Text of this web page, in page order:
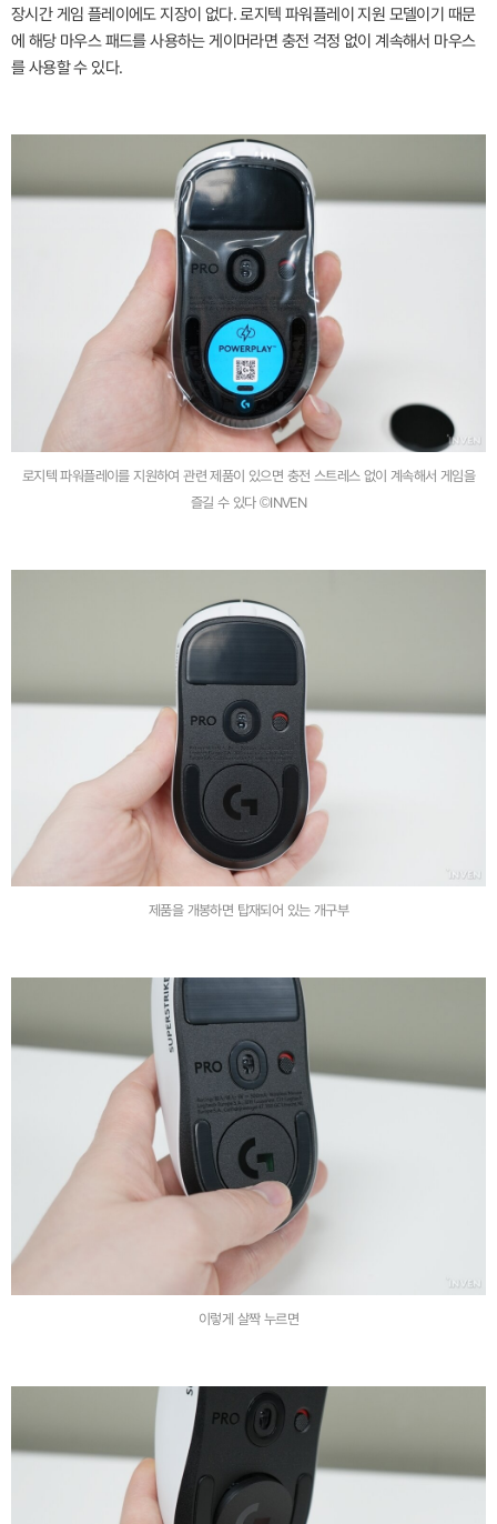
장시간 게임 플레이에도 지장이 없다. 로지텍 파워플레이 지원 모델이기 때문
에 해당 마우스 패드를 사용하는 게이머라면 충전 걱정 없이 계속해서 마우스
를 사용할 수 있다.
로지텍 파워플레이를 지원하여 관련 제품이 있으면 충전 스트레스 없이 계속해서 게임을
즐길 수 있다 ©INVEN
제품을 개봉하면 탑재되어 있는 개구부
이렇게 살짝 누르면